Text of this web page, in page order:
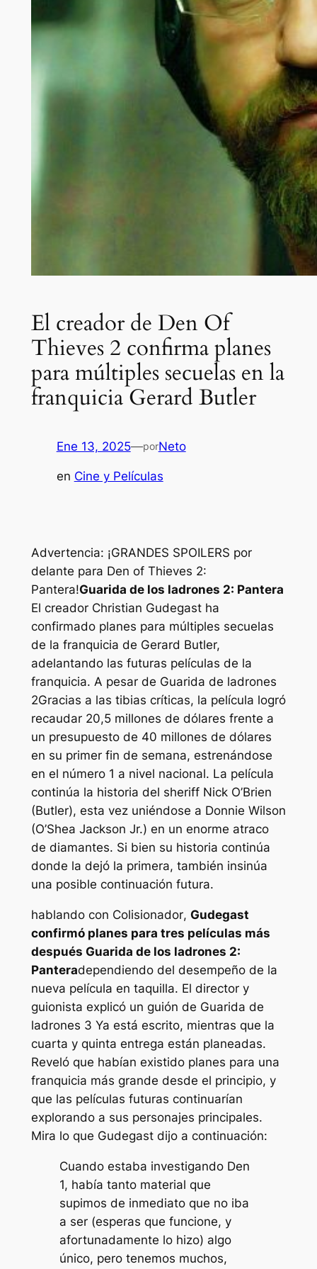
El creador de Den Of
Thieves 2 confirma planes
para múltiples secuelas en la
franquicia Gerard Butler
Ene 13, 2025—porNeto
en Cine y Películas
Advertencia: ¡GRANDES SPOILERS por
delante para Den of Thieves 2:
Pantera!Guarida de los ladrones 2: Pantera
El creador Christian Gudegast ha
confirmado planes para múltiples secuelas
de la franquicia de Gerard Butler,
adelantando las futuras películas de la
franquicia. A pesar de Guarida de ladrones
2Gracias a las tibias críticas, la película logró
recaudar 20,5 millones de dólares frente a
un presupuesto de 40 millones de dólares
en su primer fin de semana, estrenándose
en el número 1 a nivel nacional. La película
continúa la historia del sheriff Nick O’Brien
(Butler), esta vez uniéndose a Donnie Wilson
(O’Shea Jackson Jr.) en un enorme atraco
de diamantes. Si bien su historia continúa
donde la dejó la primera, también insinúa
una posible continuación futura.
hablando con Colisionador, Gudegast
confirmó planes para tres películas más
después Guarida de los ladrones 2:
Panteradependiendo del desempeño de la
nueva película en taquilla. El director y
guionista explicó un guión de Guarida de
ladrones 3 Ya está escrito, mientras que la
cuarta y quinta entrega están planeadas.
Reveló que habían existido planes para una
franquicia más grande desde el principio, y
que las películas futuras continuarían
explorando a sus personajes principales.
Mira lo que Gudegast dijo a continuación:
Cuando estaba investigando Den
1, había tanto material que
supimos de inmediato que no iba
a ser (esperas que funcione, y
afortunadamente lo hizo) algo
único, pero tenemos muchos,